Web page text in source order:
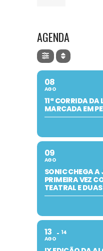
AGENDA
08
AGO
11ª CORRIDA
MARCADA EM
09
AGO
SONIC CHEGA A
PRIMEIRA VEZ
TEATRAL E
13
AGO
14